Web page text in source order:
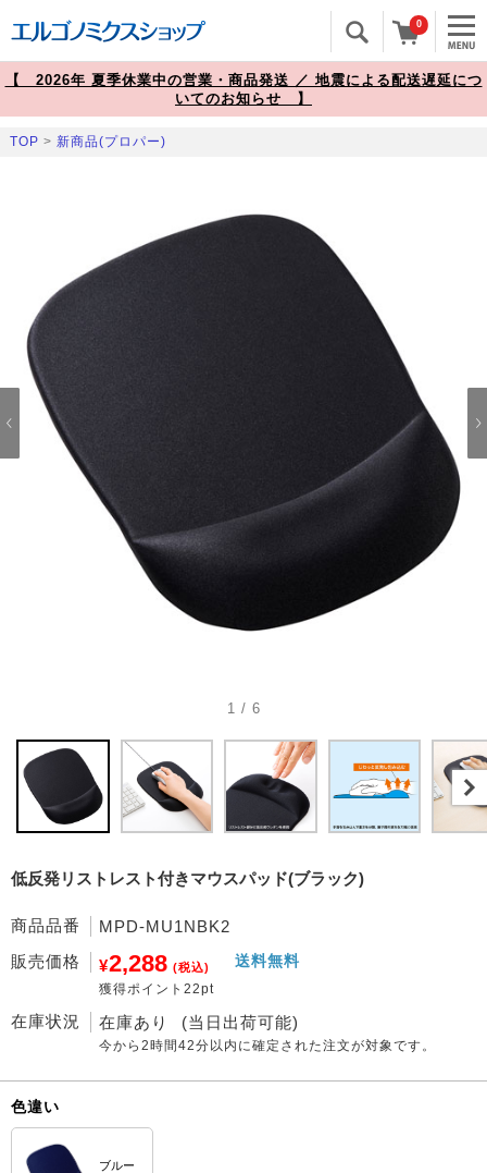
0
【 2026年 夏季休業中の営業・商品発送 ／ 地震による配送遅延につ
いてのお知らせ 】
TOP > 新商品(プロパー)
1 / 6
低反発リストレスト付きマウスパッド(ブラック)
商品品番
MPD-MU1NBK2
販売価格
¥2,288 (税込)
獲得ポイント22pt
送料無料
在庫状況 在庫あり (当日出荷可能)
今から2時間42分 以内に確定された注文が対象です。
色違い
ブルー